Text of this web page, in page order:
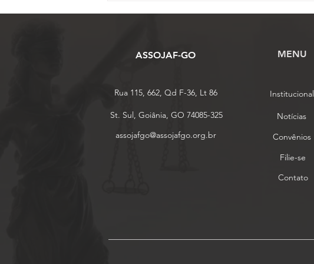
lança revista especializada
servidores e aposentados
ASSOJAF-GO MENU
Rua 115, 662, Qd F-36, Lt 86
St. Sul, Goiânia, GO 74085-325
assojafgo@assojafgo.org.br
Institucional
Notícias
Convênios
Filie-se
Contato